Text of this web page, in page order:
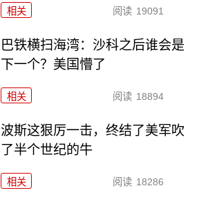
相关 阅读 19091
巴铁横扫海湾：沙科之后谁会是
下一个？美国懵了
相关 阅读 18894
波斯这狠厉一击，终结了美军吹
了半个世纪的牛
相关 阅读 18286